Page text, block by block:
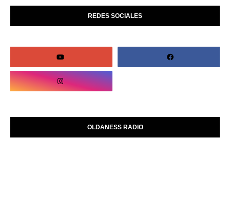
REDES SOCIALES
OLDANESS RADIO